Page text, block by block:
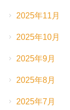
2025年11月
2025年10月
2025年9月
2025年8月
2025年7月